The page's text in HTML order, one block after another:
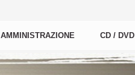
AMMINISTRAZIONE CD / DVD